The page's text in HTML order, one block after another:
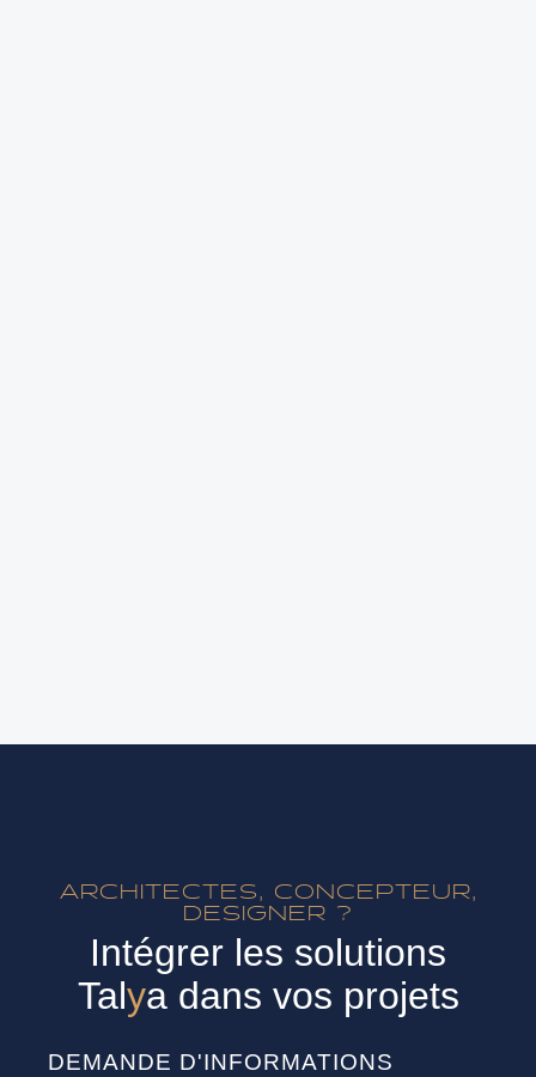
ARCHITECTES, CONCEPTEUR,
DESIGNER ?
Intégrer les solutions
Talya dans vos projets
DEMANDE D'INFORMATIONS